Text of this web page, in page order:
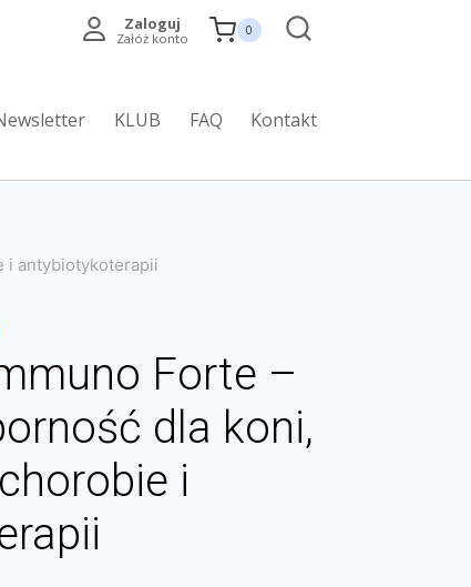
Zaloguj
Załóż konto 0
KLUB FAQ Kontakt
i antybiotykoterapii
Forte –
dla koni,
i